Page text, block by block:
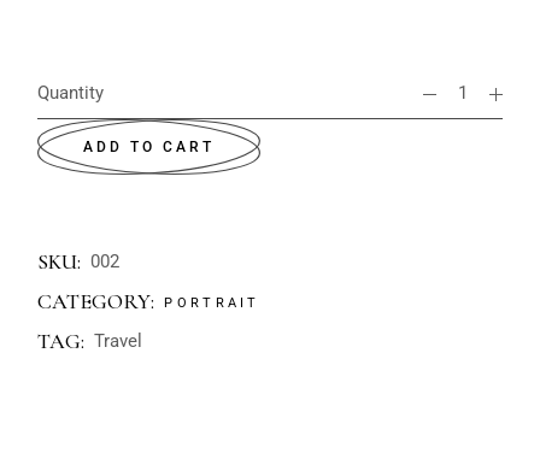
Quantity
ADD TO CART
SKU: 002
CATEGORY: PORTRAIT
TAG: Travel